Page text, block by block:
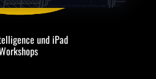
und iPad